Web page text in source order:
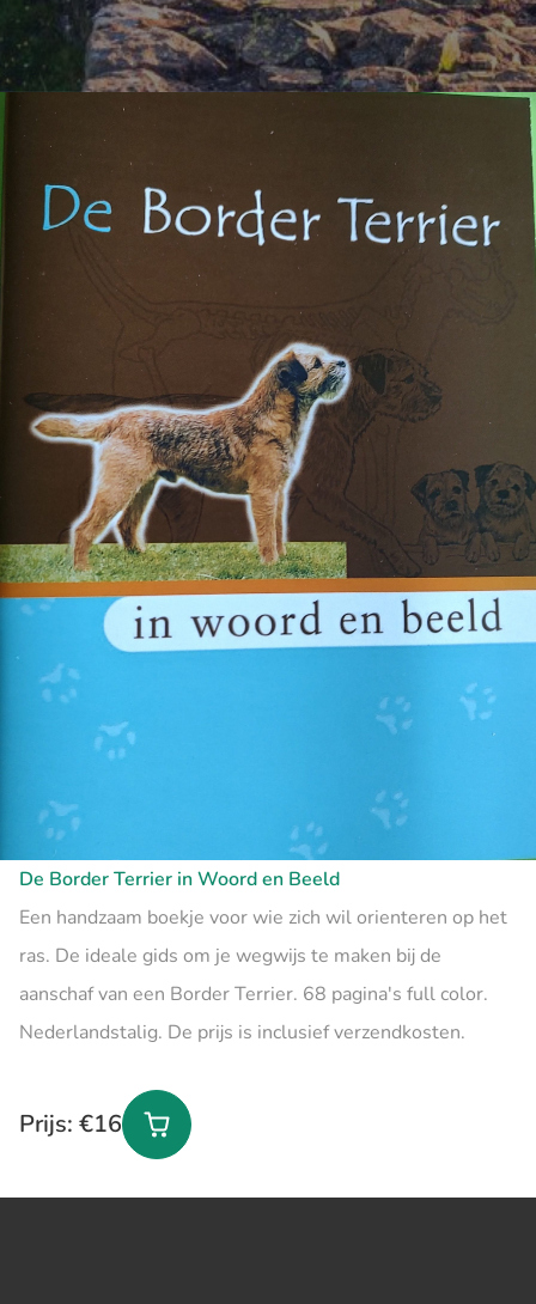
De Border Terrier in Woord en Beeld
Een handzaam boekje voor wie zich wil orienteren op het
ras. De ideale gids om je wegwijs te maken bij de
aanschaf van een Border Terrier. 68 pagina's full color.
Nederlandstalig. De prijs is inclusief verzendkosten.
Prijs: €16